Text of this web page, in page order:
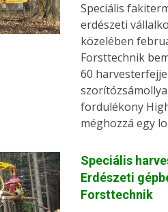
Speciális
erdészeti
közelében
Forsttechnik
60
fordulékony
méghozzá egy
Speciális
Erdészeti
Forsttechnik